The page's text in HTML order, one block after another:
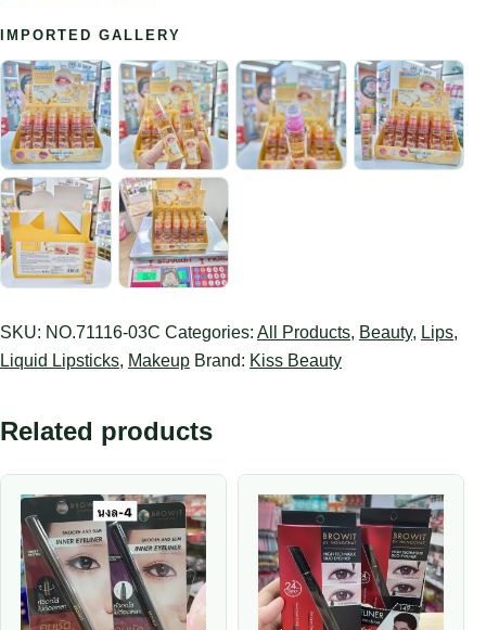
IMPORTED GALLERY
SKU: NO.71116-03C Categories: All Products, Beauty, Lips,
Liquid Lipsticks, Makeup Brand: Kiss Beauty
Related products